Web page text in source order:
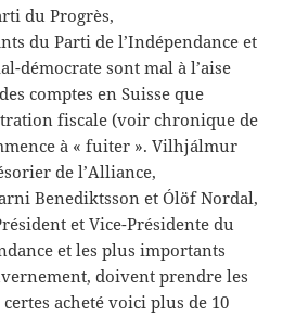
du Progrès,
du Parti de l’Indépendance et
démocrate sont mal à l’aise
comptes en Suisse que
fiscale (voir chronique de
à « fuiter ». Vilhjálmur
de l’Alliance,
Benediktsson et Ólöf Nordal,
et Vice-Présidente du
et les plus importants
doivent prendre les
acheté voici plus de 10